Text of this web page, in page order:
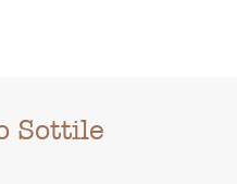
Sottile